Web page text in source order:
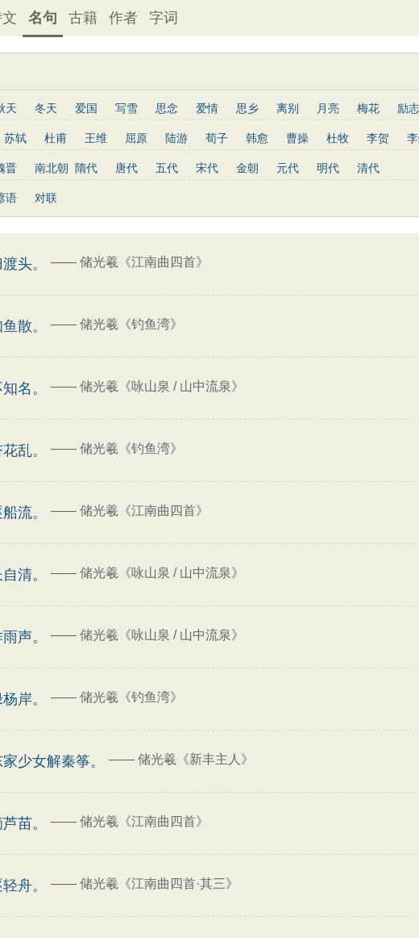
名句 古籍 作者 字词
天 冬天 爱国 写雪 思念 爱情 思乡 离别 月亮 梅花 励志
写风 西湖 读书 菊花 长江 黄河 竹子 哲理 泰山 边塞 柳树
中秋节
警世通言
苏轼 杜甫 王维 屈原 陆游 荀子 韩愈 曹操 杜牧 李贺
适 王勃 岳飞 朱熹 岑参 姜夔 孟郊 韦庄 元稹 曾巩
文天祥 柳宗元 曾国藩 韦应物 刘长卿 司马光 晏几道 司马迁
陈子昂 周邦彦 张九龄 骆宾王
晋 南北朝 隋代 唐代 五代 宋代 金朝 元代 明代 清代
语 对联
头。 —— 储光羲《江南曲四首》
散。 —— 储光羲《钓鱼湾》
名。 —— 储光羲《咏山泉 / 山中流泉》
乱。 —— 储光羲《钓鱼湾》
流。 —— 储光羲《江南曲四首》
清。 —— 储光羲《咏山泉 / 山中流泉》
声。 —— 储光羲《咏山泉 / 山中流泉》
岸。 —— 储光羲《钓鱼湾》
少女解秦筝。 —— 储光羲《新丰主人》
苗。 —— 储光羲《江南曲四首》
舟。 —— 储光羲《江南曲四首·其三》